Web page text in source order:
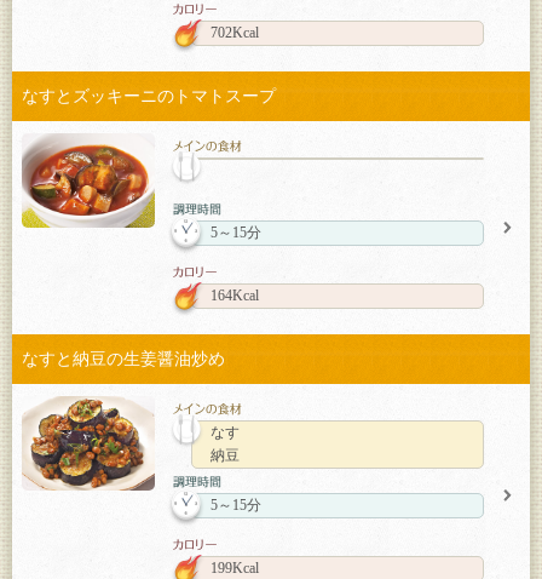
702Kcal
なすとズッキーニのトマトスープ
5～15分
164Kcal
なすと納豆の生姜醤油炒め
なす
納豆
5～15分
199Kcal